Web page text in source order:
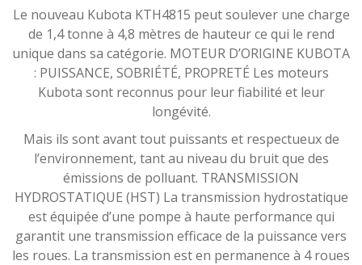
Le nouveau Kubota KTH4815 peut soulever une charge
de 1,4 tonne à 4,8 mètres de hauteur ce qui le rend
unique dans sa catégorie. MOTEUR D’ORIGINE KUBOTA
: PUISSANCE, SOBRIÉTÉ, PROPRETÉ Les moteurs
Kubota sont reconnus pour leur fiabilité et leur
longévité.
Mais ils sont avant tout puissants et respectueux de
l’environnement, tant au niveau du bruit que des
émissions de polluant. TRANSMISSION
HYDROSTATIQUE (HST) La transmission hydrostatique
est équipée d’une pompe à haute performance qui
garantit une transmission efficace de la puissance vers
les roues. La transmission est en permanence à 4 roues